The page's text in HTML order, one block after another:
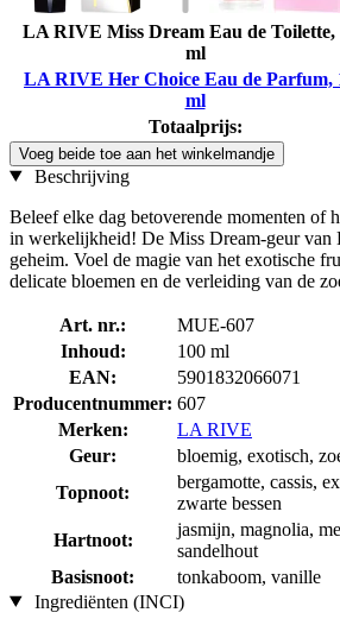
LA RIVE Miss Dream Eau de Toilette,
ml
LA RIVE Her Choice Eau de Parfum,
ml
Totaalprijs:
Voeg beide toe aan het winkelmandje
Beschrijving
Beleef elke dag betoverende momenten of
in werkelijkheid! De Miss Dream-geur
geheim. Voel de magie van het exotische
delicate bloemen en de verleiding van de
Art. nr.:
MUE-607
Inhoud:
100 ml
EAN:
5901832066071
Producentnummer: 607
Merken:
LA RIVE
Geur:
bloemig, exotisch,
Topnoot:
bergamotte, cassis,
zwarte bessen
Hartnoot:
jasmijn, magnolia,
sandelhout
Basisnoot:
tonkaboom, vanille
Ingrediënten (INCI)